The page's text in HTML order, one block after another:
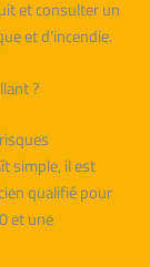
et consulter un
et d’incendie.
?
simple, il est
qualifié pour
et une